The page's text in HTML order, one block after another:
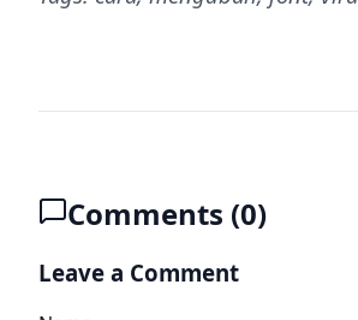
Comments (0)
Leave a Comment